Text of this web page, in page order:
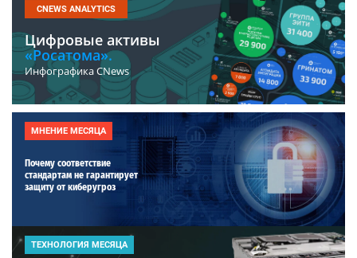
CNEWS ANALYTICS
Цифровые активы
«Росатома».
Инфографика CNews
МНЕНИЕ МЕСЯЦА
Почему соответствие
стандартам не гарантирует
защиту от киберугроз
ТЕХНОЛОГИЯ МЕСЯЦА